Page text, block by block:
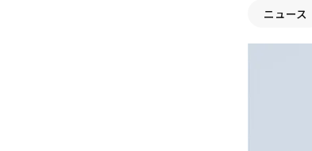
ニュース